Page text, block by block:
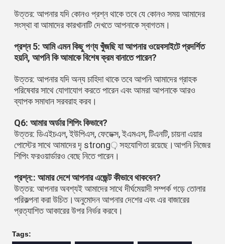
উত্তর: আপনার যদি কোনও প্রশ্ন থাকে তবে যে কোনও সময় আমাদের
সংস্থা বা আমাদের কারখানাটি দেখতে আপনাকে স্বাগতম।
প্রশ্ন 5: আমি এমন কিছু পণ্য খুঁজছি যা আপনার ওয়েবসাইটে প্রদর্শিত
হয়নি, আপনি কি আমাকে বিশেষ ক্রম বানাতে পারেন?
উত্তর: আপনার যদি অন্য চাহিদা থাকে তবে আপনি আমাদের গ্রাহক
পরিষেবার সাথে যোগাযোগ করতে পারেন এবং আমরা আপনাকে আরও
ব্যাপক সমাধান সরবরাহ করব।
Q6: আমার অর্ডার শিপিং কিভাবে?
উত্তর: ডিএইচএল, ইউপিএস, ফেডেক্স, ইএমএস, টিএনটি, চায়না এয়ার
পোস্টের সাথে আমাদের দৃ strong় সহযোগিতা রয়েছে।আপনি নিজের
শিপিং ফরওয়ার্ডারও বেছে নিতে পারেন।
প্রশ্ন:: আমার দেশে আপনার এজেন্ট কীভাবে থাকবেন?
উত্তর: আপনার অবশ্যই আমাদের সাথে দীর্ঘমেয়াদী সম্পর্ক গড়ে তোলার
পরিকল্পনা করা উচিত।অনুমোদন আপনার দেশের এবং এর বাজারের
প্রত্যাশিত আকারের উপর নির্ভর করবে।
Tags: